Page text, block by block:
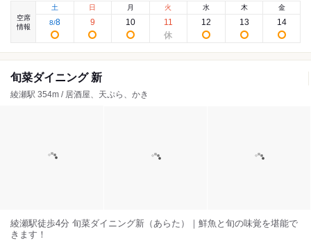
空席
情報
土
8/8
日
9
月
10
火
11
水
12
木
13
金
14
旬菜ダイニング 新
綾瀬駅 354m / 居酒屋、天ぷら、かき
綾瀬駅徒歩4分 旬菜ダイニング新（あらた）｜鮮魚と旬の味覚を堪能で
きます！